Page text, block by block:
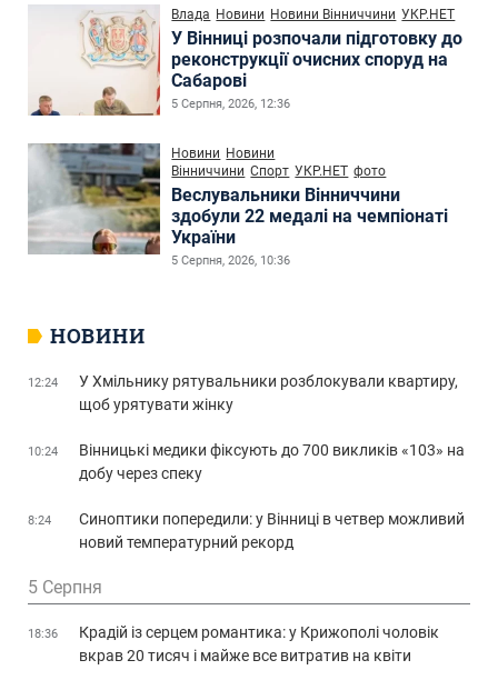
Влада Новини Новини Вінниччини УКР.НЕТ
У Вінниці розпочали підготовку до
реконструкції очисних споруд на
Сабарові
5 Серпня, 2026, 12:36
Новини Новини
Вінниччини Спорт УКР.НЕТ фото
Веслувальники Вінниччини
здобули 22 медалі на чемпіонаті
України
5 Серпня, 2026, 10:36
НОВИНИ
12:24
У Хмільнику рятувальники розблокували квартиру,
щоб урятувати жінку
10:24
Вінницькі медики фіксують до 700 викликів «103» на
добу через спеку
8:24
Синоптики попередили: у Вінниці в четвер можливий
новий температурний рекорд
5 Серпня
18:36
Крадій із серцем романтика: у Крижополі чоловік
вкрав 20 тисяч і майже все витратив на квіти